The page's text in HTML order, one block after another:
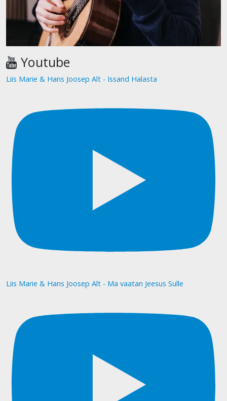
Youtube
Liis Marie & Hans Joosep Alt - Issand Halasta
Liis Marie & Hans Joosep Alt - Ma vaatan Jeesus Sulle